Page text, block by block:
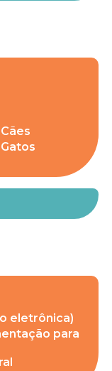
eletrônica)